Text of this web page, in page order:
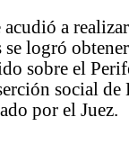
a
logró
sobre el
social de
por el Juez.